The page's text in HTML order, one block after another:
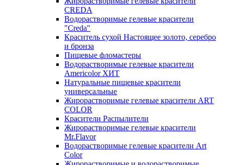
CREDA
Водорастворимые гелевые красители
"Creda"
Краситель сухой Настоящее золото, серебро
и бронза
Пищевые фломастеры
Водорастворимые гелевые красители
Americolor ХИТ
Натуральные пищевые красители
универсальные
Жирорастворимые гелевые красители ART
COLOR
Красители Распылители
Жирорастворимые гелевые красители
Mr.Flavor
Водорастворимые гелевые красители Art
Color